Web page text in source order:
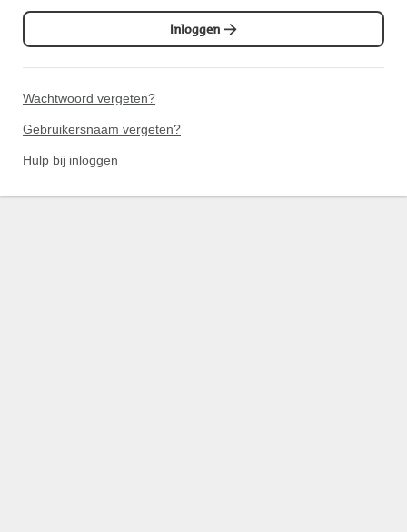
Inloggen
Wachtwoord vergeten?
Gebruikersnaam vergeten?
Hulp bij inloggen